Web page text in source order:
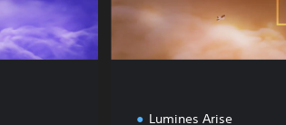
D
l
Lumines Arise